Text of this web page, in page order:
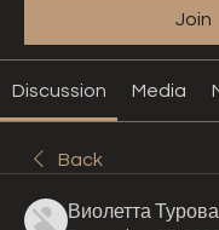
Join
Discussion Media
Back
Виолетта Турова